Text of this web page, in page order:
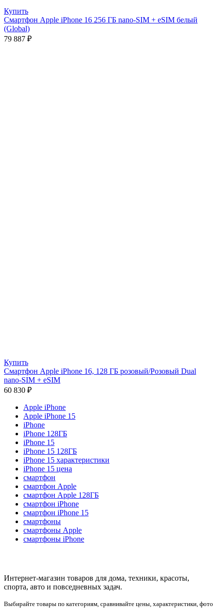
Купить
Смартфон Apple iPhone 16 256 ГБ nano-SIM + eSIM белый
(Global)
79 887 ₽
Купить
Смартфон Apple iPhone 16, 128 ГБ розовый/Розовый Dual
nano-SIM + eSIM
60 830 ₽
Apple iPhone
Apple iPhone 15
iPhone
iPhone 128ГБ
iPhone 15
iPhone 15 128ГБ
iPhone 15 характеристики
iPhone 15 цена
смартфон
смартфон Apple
смартфон Apple 128ГБ
смартфон iPhone
смартфон iPhone 15
смартфоны
смартфоны Apple
смартфоны iPhone
Интернет-магазин товаров для дома, техники, красоты,
спорта, авто и повседневных задач.
Выбирайте товары по категориям, сравнивайте цены, характеристики, фото